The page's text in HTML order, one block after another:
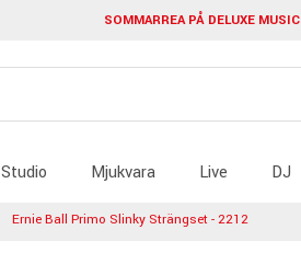
SOMMARREA PÅ DELUXE
Studio Mjukvara Live DJ
Ernie Ball Primo Slinky Strängset - 2212